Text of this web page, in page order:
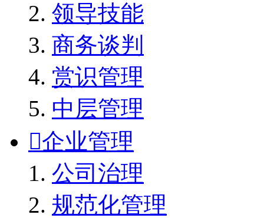
领导技能
商务谈判
赏识管理
中层管理
企业管理
公司治理
规范化管理